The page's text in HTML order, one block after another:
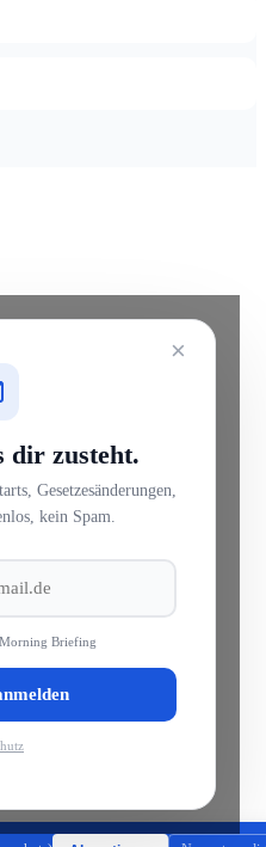
×
dir zusteht.
Gesetzesänderungen,
kein Spam.
Morning Briefing